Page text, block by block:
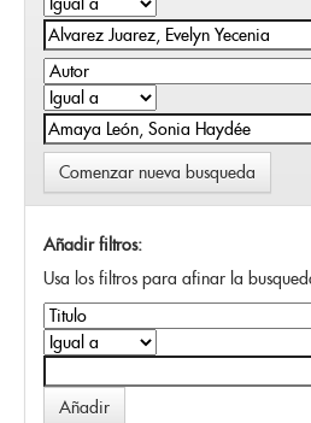
Comenzar nueva busqueda
Añadir filtros:
Usa los filtros para afinar la